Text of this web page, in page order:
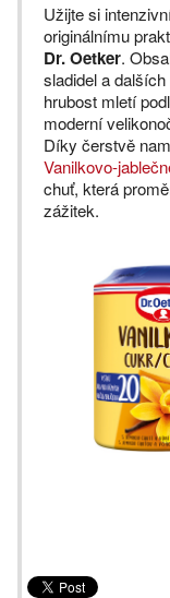
Užijte si
originálnímu
Dr. Oetker.
sladidel a
hrubost mletí
moderní
Díky čerstvě
Vanilkovo-
chuť, která
zážitek.